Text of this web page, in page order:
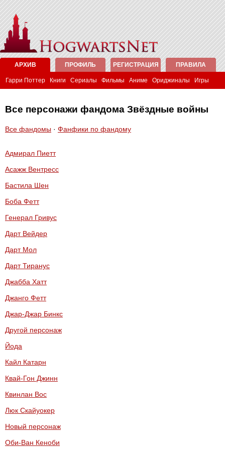
АРХИВ ПРОФИЛЬ РЕГИСТРАЦИЯ ПРАВИЛА
Гарри Поттер Книги Сериалы Фильмы Аниме Ориджиналы Игры
Все персонажи фандома Звёздные войны
Все фандомы · Фанфики по фандому
Адмирал Пиетт
Асажж Вентресс
Бастила Шен
Боба Фетт
Генерал Гривус
Дарт Вейдер
Дарт Мол
Дарт Тиранус
Джабба Хатт
Джанго Фетт
Джар-Джар Бинкс
Другой персонаж
Йода
Кайл Катарн
Квай-Гон Джинн
Квинлан Вос
Люк Скайуокер
Новый персонаж
Оби-Ван Кеноби